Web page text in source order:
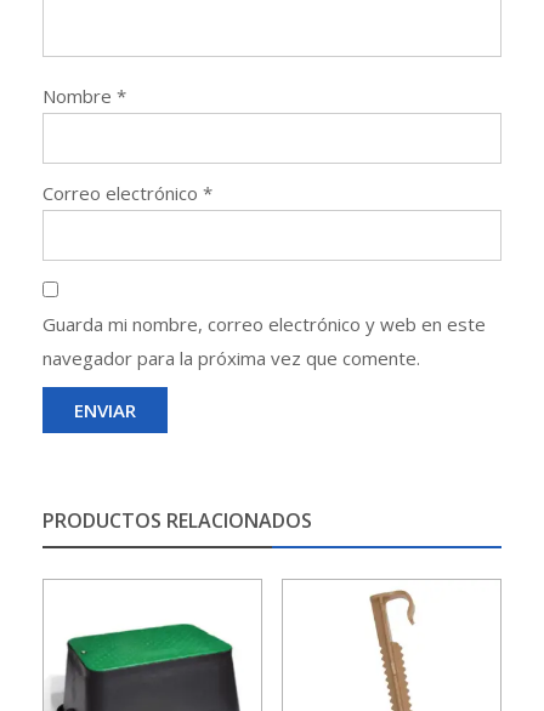
Nombre *
Correo electrónico *
Guarda mi nombre, correo electrónico y web en este
navegador para la próxima vez que comente.
PRODUCTOS RELACIONADOS